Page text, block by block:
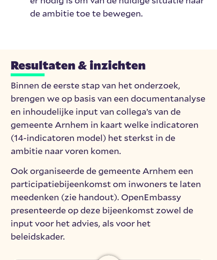
de ambitie toe te bewegen.
Resultaten & inzichten
Binnen de eerste stap van het onderzoek,
brengen we op basis van een documentanalyse
en inhoudelijke input van collega’s van de
gemeente Arnhem in kaart welke indicatoren
(14-indicatoren model) het sterkst in de
ambitie naar voren komen.
Ook organiseerde de gemeente Arnhem een
participatiebijeenkomst om inwoners te laten
meedenken (zie handout). OpenEmbassy
presenteerde op deze bijeenkomst zowel de
input voor het advies, als voor het
beleidskader.